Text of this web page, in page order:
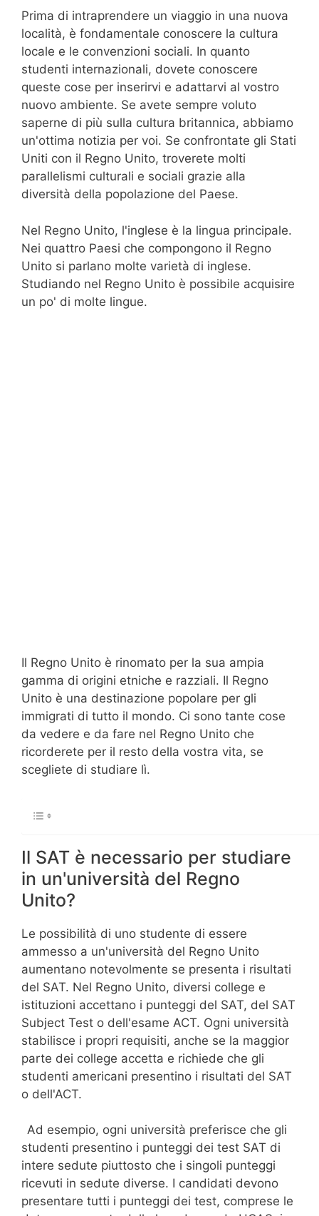
Prima di intraprendere un viaggio in una nuova
località, è fondamentale conoscere la cultura
locale e le convenzioni sociali. In quanto
studenti internazionali, dovete conoscere
queste cose per inserirvi e adattarvi al vostro
nuovo ambiente. Se avete sempre voluto
saperne di più sulla cultura britannica, abbiamo
un'ottima notizia per voi. Se confrontate gli Stati
Uniti con il Regno Unito, troverete molti
parallelismi culturali e sociali grazie alla
diversità della popolazione del Paese.
Nel Regno Unito, l'inglese è la lingua principale.
Nei quattro Paesi che compongono il Regno
Unito si parlano molte varietà di inglese.
Studiando nel Regno Unito è possibile acquisire
un po' di molte lingue.
Il Regno Unito è rinomato per la sua ampia
gamma di origini etniche e razziali. Il Regno
Unito è una destinazione popolare per gli
immigrati di tutto il mondo. Ci sono tante cose
da vedere e da fare nel Regno Unito che
ricorderete per il resto della vostra vita, se
scegliete di studiare lì.
Il SAT è necessario per studiare
in un'università del Regno
Unito?
Le possibilità di uno studente di essere
ammesso a un'università del Regno Unito
aumentano notevolmente se presenta i risultati
del SAT. Nel Regno Unito, diversi college e
istituzioni accettano i punteggi del SAT, del SAT
Subject Test o dell'esame ACT. Ogni università
stabilisce i propri requisiti, anche se la maggior
parte dei college accetta e richiede che gli
studenti americani presentino i risultati del SAT
o dell'ACT.
Ad esempio, ogni università preferisce che gli
studenti presentino i punteggi dei test SAT di
intere sedute piuttosto che i singoli punteggi
ricevuti in sedute diverse. I candidati devono
presentare tutti i punteggi dei test, comprese le